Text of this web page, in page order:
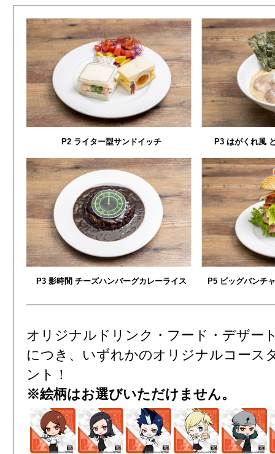
P2 ライター型サンドイッチ P3 はがくれ風
P3 影時間 チーズハンバーグカレーライス P5 ビッグバンチ
オリジナルドリンク・フード・デザー
につき、いずれかのオリジナルコース
ント！
※絵柄はお選びいただけません。